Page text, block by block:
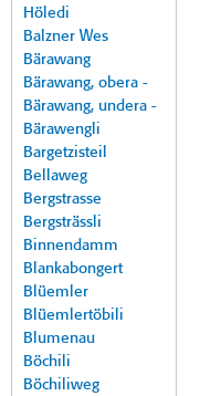
Höledi
Balzner Wes
Bärawang
Bärawang, obera -
Bärawang, undera -
Bärawengli
Bargetzisteil
Bellaweg
Bergstrasse
Bergsträssli
Binnendamm
Blankabongert
Blüemler
Blüemlertöbili
Blumenau
Böchili
Böchiliweg